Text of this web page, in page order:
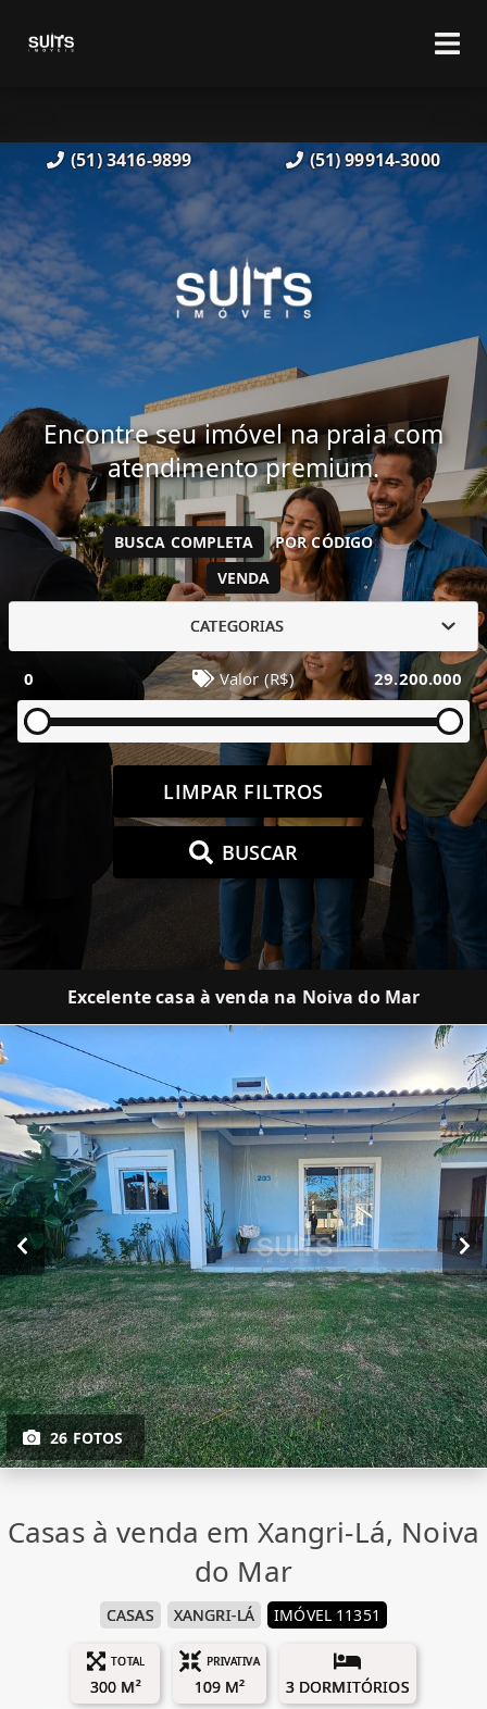
(51) 3416-9899 (51) 99914-3000
Encontre seu imóvel na praia com
atendimento premium.
VENDA
BUSCA COMPLETA POR CÓDIGO
CATEGORIAS
0 Valor (R$) 29.200.000
LIMPAR FILTROS
BUSCAR
Excelente casa à venda na Noiva do Mar
26 FOTOS
Casas à venda em Xangri-Lá, Noiva
do Mar
CASAS XANGRI-LÁ IMÓVEL 11351
TOTAL
300 M²
PRIVATIVA
109 M² 3 DORMITÓRIOS